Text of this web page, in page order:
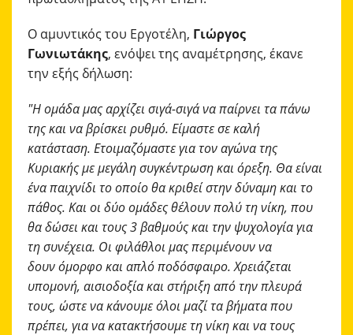
Ο αμυντικός του Εργοτέλη, Γιώργος
Γωνιωτάκης, ενόψει της αναμέτρησης, έκανε
την εξής δήλωση:
"Η ομάδα μας αρχίζει σιγά-σιγά να παίρνει τα πάνω
της και να βρίσκει ρυθμό. Είμαστε σε καλή
κατάσταση. Ετοιμαζόμαστε για τον αγώνα της
Κυριακής με μεγάλη συγκέντρωση και όρεξη. Θα είναι
ένα παιχνίδι το οποίο θα κριθεί στην δύναμη και το
πάθος. Και οι δύο ομάδες θέλουν πολύ τη νίκη, που
θα δώσει και τους 3 βαθμούς και την ψυχολογία για
τη συνέχεια. Οι φιλάθλοι μας περιμένουν να
δουν όμορφο και απλό ποδόσφαιρο. Χρειάζεται
υπομονή, αισιοδοξία και στήριξη από την πλευρά
τους, ώστε να κάνουμε όλοι μαζί τα βήματα που
πρέπει, για να κατακτήσουμε τη νίκη και να τους